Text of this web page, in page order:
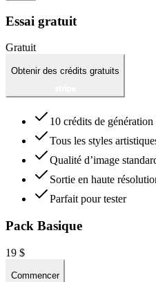
Essai gratuit
Gratuit
Obtenir des crédits gratuits
10 crédits de
Tous les styles
Qualité d’image
Sortie en haute
Parfait pour tester
Pack Basique
19 $
Commencer